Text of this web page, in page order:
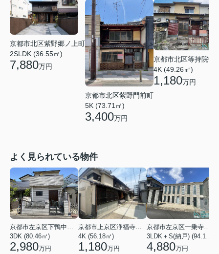
京都市北区紫野郷ノ上町
2SLDK (36.55㎡)
7,880万円
京都市北区紫野門前町
5K (73.71㎡)
3,400万円
京都市北区等持院中
4K (49.26㎡)
1,180万円
よく見られている物件
京都市左京区下鴨中川原町
3DK (80.46㎡)
2,980万円
京都市上京区浄福寺通一条下る東西俵屋町
4K (56.18㎡)
1,180万円
京都市左京区一乗寺松田町
3LDK＋S(納戸) (94.10㎡)
4,880万円